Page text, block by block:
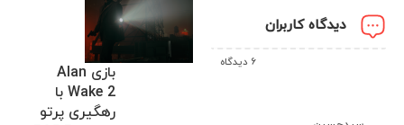
بازی Alan
Wake 2 با
رهگیری پرتو
دیدگاه کاربران
6 دیدگاه